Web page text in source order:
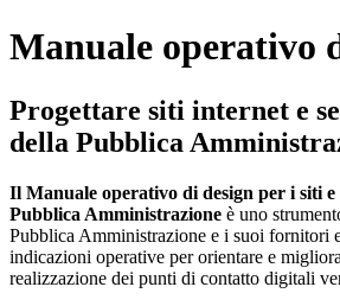
Manuale operativo
Progettare siti internet e
della Pubblica
Il Manuale operativo di design per i siti
Pubblica Amministrazione è uno
Pubblica Amministrazione e i suoi fornitori
indicazioni operative per orientare e
realizzazione dei punti di contatto digitali